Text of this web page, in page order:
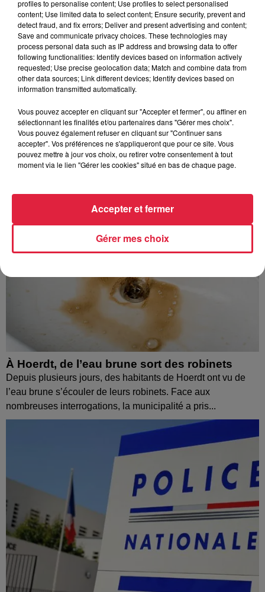
14h33
Au zoo de Mulhouse : rencontre
avec les flamants rouges
À découvrir également
À Hoerdt, de l’eau brune sort des robinets
Depuis plusieurs jours, des habitants de Hoerdt ont vu de
l’eau brune s’écouler de leurs robinets. Face aux
nombreuses interrogations, la municipalité a pris...
profiles to personalise content; Use profiles to select personalised
content; Use limited data to select content; Ensure security, prevent and
detect fraud, and fix errors; Deliver and present advertising and content;
Save and communicate privacy choices. These technologies may
process personal data such as IP address and browsing data to offer
following functionalities: Identify devices based on information actively
requested; Use precise geolocation data; Match and combine data from
other data sources; Link different devices; Identify devices based on
information transmitted automatically.
Vous pouvez accepter en cliquant sur "Accepter et fermer", ou affiner en
sélectionnant les finalités et/ou partenaires dans "Gérer mes choix".
Vous pouvez également refuser en cliquant sur "Continuer sans
accepter". Vos préférences ne s'appliqueront que pour ce site. Vous
pouvez mettre à jour vos choix, ou retirer votre consentement à tout
moment via le lien "Gérer les cookies" situé en bas de chaque page.
Gérer mes choix
Accepter et fermer